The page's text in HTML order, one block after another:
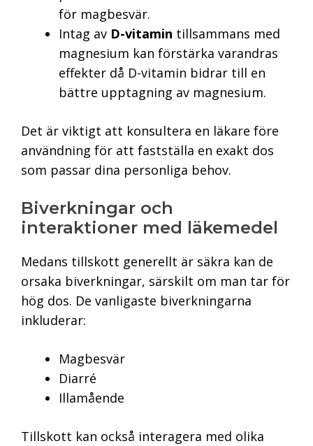
för magbesvär.
Intag av D-vitamin tillsammans med
magnesium kan förstärka varandras
effekter då D-vitamin bidrar till en
bättre upptagning av magnesium.
Det är viktigt att konsultera en läkare före
användning för att fastställa en exakt dos
som passar dina personliga behov.
Biverkningar och
interaktioner med läkemedel
Medans tillskott generellt är säkra kan de
orsaka biverkningar, särskilt om man tar för
hög dos. De vanligaste biverkningarna
inkluderar:
Magbesvär
Diarré
Illamående
Tillskott kan också interagera med olika